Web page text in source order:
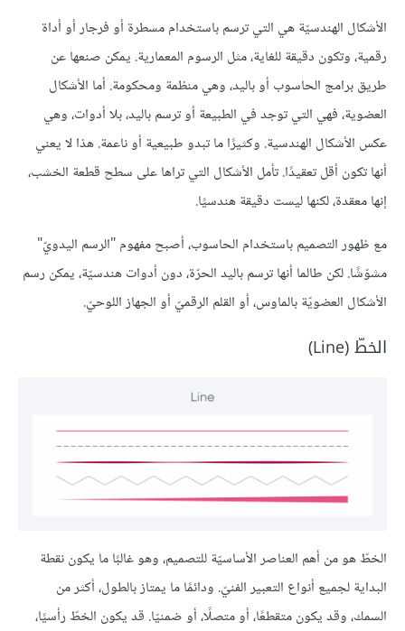
الأشكال الهندسيّة هي التي ترسم باستخدام مسطرة أو فرجار أو أداة
رقمية، وتكون دقيقة للغاية، مثل الرسوم المعمارية. يمكن صنعها عن
طريق برامج الحاسوب أو باليد، وهي منظمة ومحكومة. أما الأشكال
العضوية، فهي التي توجد في الطبيعة أو ترسم باليد، بلا أدوات، وهي
عكس الأشكال الهندسية. وكثيرًا ما تبدو طبيعية أو ناعمة. هذا لا يعني
أنها تكون أقل تعقيدًا. تأمل الأشكال التي تراها على سطح قطعة الخشب،
إنها معقدة، لكنها ليست دقيقة هندسيًا.
مع ظهور التصميم باستخدام الحاسوب، أصبح مفهوم "الرسم اليدويّ"
مشوّشًا. لكن طالما أنها ترسم باليد الحرّة، دون أدوات هندسيّة، يمكن رسم
الأشكال العضويّة بالماوس، أو القلم الرقميّ أو الجهاز اللوحيّ.
الخطّ (Line)
الخطّ هو من أهم العناصر الأساسيّة للتصميم، وهو غالبًا ما يكون نقطة
البداية لجميع أنواع التعبير الفنيّ. ودائمًا ما يمتاز بالطول، أكثر من
السمك، وقد يكون متقطعًا، أو متصلًا، أو ضمنيّا. قد يكون الخطّ رأسيًا،